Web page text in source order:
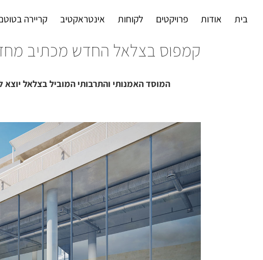
בית אודות פרויקטים לקוחות אינטראקטיב קריירה
קמפוס בצלאל החדש מכתיב
המוסד האמנותי והתרבותי המוביל בצלאל